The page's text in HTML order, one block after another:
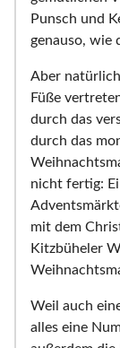
Punsch und
genauso, wie
Aber
Füße
durch das
durch das
nicht fertig:
mit dem
Kitzbüheler
Weil auch
alles eine